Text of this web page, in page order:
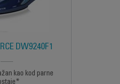
DW9240F1
kao kod parne